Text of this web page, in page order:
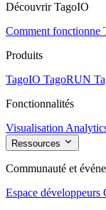
Découvrir TagoIO
Comment fonctionne
Produits
TagoIO TagoRUN
Fonctionnalités
Visualisation
Ressources
Communauté et
Espace développeurs